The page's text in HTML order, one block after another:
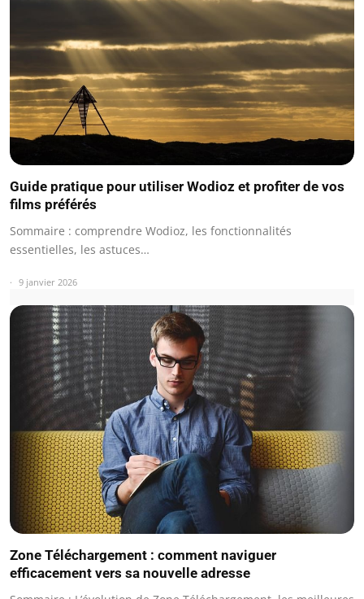
Guide pratique pour utiliser Wodioz et profiter de vos
films préférés
Sommaire : comprendre Wodioz, les fonctionnalités
essentielles, les astuces…
9 janvier 2026
Zone Téléchargement : comment naviguer
efficacement vers sa nouvelle adresse